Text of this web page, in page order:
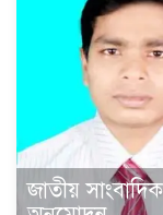
জাতীয়